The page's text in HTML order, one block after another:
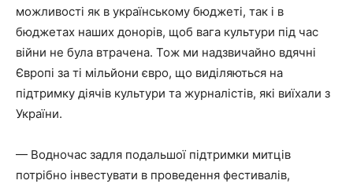
можливості як в українському бюджеті, так і в
бюджетах наших донорів, щоб вага культури під час
війни не була втрачена. Тож ми надзвичайно вдячні
Європі за ті мільйони євро, що виділяються на
підтримку діячів культури та журналістів, які виїхали з
України.
— Водночас задля подальшої підтримки митців
потрібно інвестувати в проведення фестивалів,